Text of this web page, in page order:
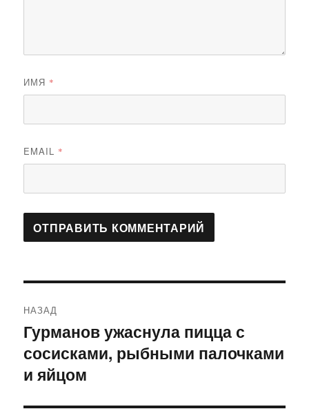
ИМЯ *
EMAIL *
по
записям
НАЗАД
Предыдущая
запись:
Гурманов ужаснула пицца с
сосисками, рыбными палочками
и яйцом